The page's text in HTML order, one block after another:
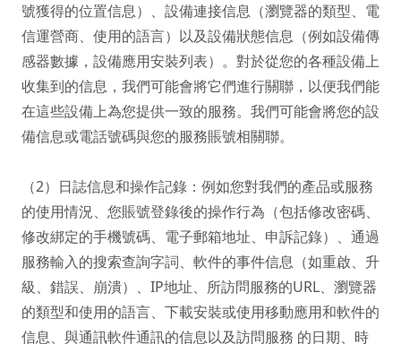
號獲得的位置信息）、設備連接信息（瀏覽器的類型、電
信運營商、使用的語言）以及設備狀態信息（例如設備傳
感器數據，設備應用安裝列表）。對於從您的各種設備上
收集到的信息，我們可能會將它們進行關聯，以便我們能
在這些設備上為您提供一致的服務。我們可能會將您的設
備信息或電話號碼與您的服務賬號相關聯。
（2）日誌信息和操作記錄：例如您對我們的產品或服務
的使用情況、您賬號登錄後的操作行為（包括修改密碼、
修改綁定的手機號碼、電子郵箱地址、申訴記錄）、通過
服務輸入的搜索查詢字詞、軟件的事件信息（如重啟、升
級、錯誤、崩潰）、IP地址、所訪問服務的URL、瀏覽器
的類型和使用的語言、下載安裝或使用移動應用和軟件的
信息、與通訊軟件通訊的信息以及訪問服務 的日期、時